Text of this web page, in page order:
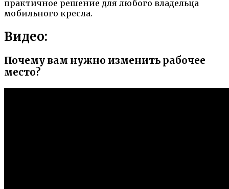
практичное решение для любого владельца
мобильного кресла.
Видео:
Почему вам нужно изменить рабочее
место?